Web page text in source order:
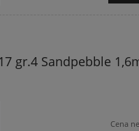
gr.4 Sandpebble
Cena